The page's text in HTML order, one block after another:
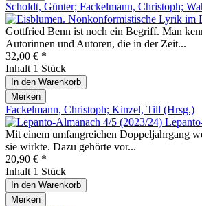
Scholdt, Günter; Fackelmann, Christoph;
Gottfried Benn ist noch ein Begriff. Man
Autorinnen und Autoren, die in der Zeit...
32,00 € *
Inhalt 1 Stück
In den Warenkorb
Merken
Fackelmann, Christoph; Kinzel, Till (Hrsg.)
Mit einem umfangreichen Doppeljahrgang
sie wirkte. Dazu gehörte vor...
20,90 € *
Inhalt 1 Stück
In den Warenkorb
Merken